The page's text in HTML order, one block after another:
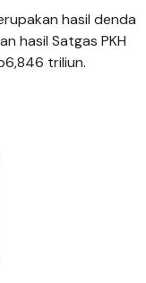
hasil denda
hasil Satgas PKH
triliun.